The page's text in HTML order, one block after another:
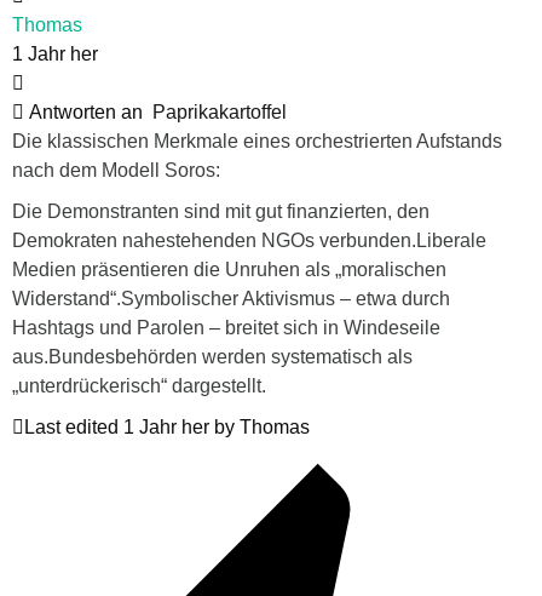
Thomas
1 Jahr her
Antworten an
Paprikakartoffel
Die klassischen Merkmale eines orchestrierten Aufstands
nach dem Modell Soros:
Die Demonstranten sind mit gut finanzierten, den
Demokraten nahestehenden NGOs verbunden.Liberale
Medien präsentieren die Unruhen als „moralischen
Widerstand“.Symbolischer Aktivismus – etwa durch
Hashtags und Parolen – breitet sich in Windeseile
aus.Bundesbehörden werden systematisch als
„unterdrückerisch“ dargestellt.
Last edited 1 Jahr her by Thomas